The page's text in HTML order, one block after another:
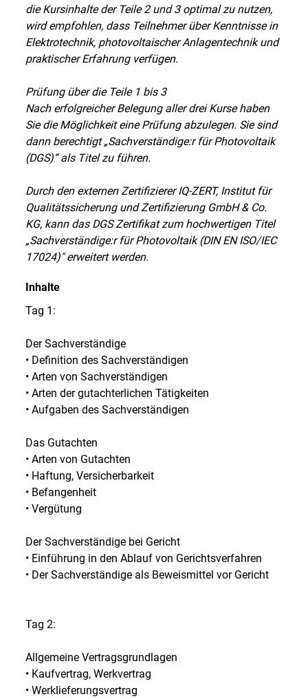
die Kursinhalte der Teile 2 und 3 optimal zu nutzen,
wird empfohlen, dass Teilnehmer über Kenntnisse in
Elektrotechnik, photovoltaischer Anlagentechnik und
praktischer Erfahrung verfügen.
Prüfung über die Teile 1 bis 3
Nach erfolgreicher Belegung aller drei Kurse haben
Sie die Möglichkeit eine Prüfung abzulegen. Sie sind
dann berechtigt „Sachverständige:r für Photovoltaik
(DGS)“ als Titel zu führen.
Durch den externen Zertifizierer IQ-ZERT, Institut für
Qualitätssicherung und Zertifizierung GmbH & Co.
KG, kann das DGS Zertifikat zum hochwertigen Titel
„Sachverständige:r für Photovoltaik (DIN EN ISO/IEC
17024)" erweitert werden.
Inhalte
Tag 1:
Der Sachverständige
• Definition des Sachverständigen
• Arten von Sachverständigen
• Arten der gutachterlichen Tätigkeiten
• Aufgaben des Sachverständigen
Das Gutachten
• Arten von Gutachten
• Haftung, Versicherbarkeit
• Befangenheit
• Vergütung
Der Sachverständige bei Gericht
• Einführung in den Ablauf von Gerichtsverfahren
• Der Sachverständige als Beweismittel vor Gericht
Tag 2:
Allgemeine Vertragsgrundlagen
• Kaufvertrag, Werkvertrag
• Werklieferungsvertrag